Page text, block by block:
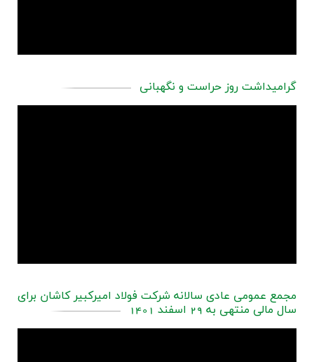
گرامیداشت روز حراست و نگهبانی
مجمع عمومی عادی سالانه شرکت فولاد امیرکبیر کاشان برای
سال مالی منتهی به 29 اسفند 1401